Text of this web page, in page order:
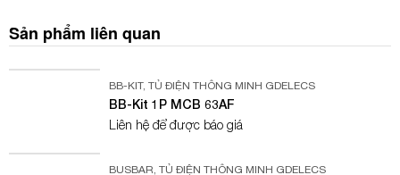
Sản phẩm liên quan
BB-KIT, TỦ ĐIỆN THÔNG MINH GDELECS
BB-Kit 1P MCB 63AF
Liên hệ để được báo giá
BUSBAR, TỦ ĐIỆN THÔNG MINH GDELECS